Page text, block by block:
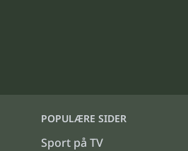
POPULÆRE SIDER
Sport på TV